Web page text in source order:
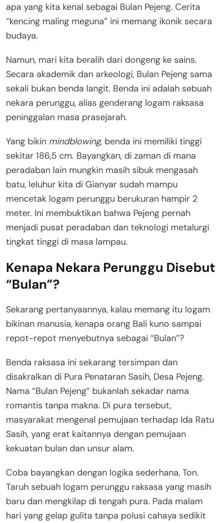
apa yang kita kenal sebagai Bulan Pejeng. Cerita
“kencing maling meguna” ini memang ikonik secara
budaya.
Namun, mari kita beralih dari dongeng ke sains.
Secara akademik dan arkeologi, Bulan Pejeng sama
sekali bukan benda langit. Benda ini adalah sebuah
nekara perunggu, alias genderang logam raksasa
peninggalan masa prasejarah.
Yang bikin mindblowing, benda ini memiliki tinggi
sekitar 186,5 cm. Bayangkan, di zaman di mana
peradaban lain mungkin masih sibuk mengasah
batu, leluhur kita di Gianyar sudah mampu
mencetak logam perunggu berukuran hampir 2
meter. Ini membuktikan bahwa Pejeng pernah
menjadi pusat peradaban dan teknologi metalurgi
tingkat tinggi di masa lampau.
Kenapa Nekara Perunggu Disebut
“Bulan”?
Sekarang pertanyaannya, kalau memang itu logam
bikinan manusia, kenapa orang Bali kuno sampai
repot-repot menyebutnya sebagai “Bulan”?
Benda raksasa ini sekarang tersimpan dan
disakralkan di Pura Penataran Sasih, Desa Pejeng.
Nama “Bulan Pejeng” bukanlah sekadar nama
romantis tanpa makna. Di pura tersebut,
masyarakat mengenal pemujaan terhadap Ida Ratu
Sasih, yang erat kaitannya dengan pemujaan
kekuatan bulan dan unsur alam.
Coba bayangkan dengan logika sederhana, Ton.
Taruh sebuah logam perunggu raksasa yang masih
baru dan mengkilap di tengah pura. Pada malam
hari yang gelap gulita tanpa polusi cahaya sedikit